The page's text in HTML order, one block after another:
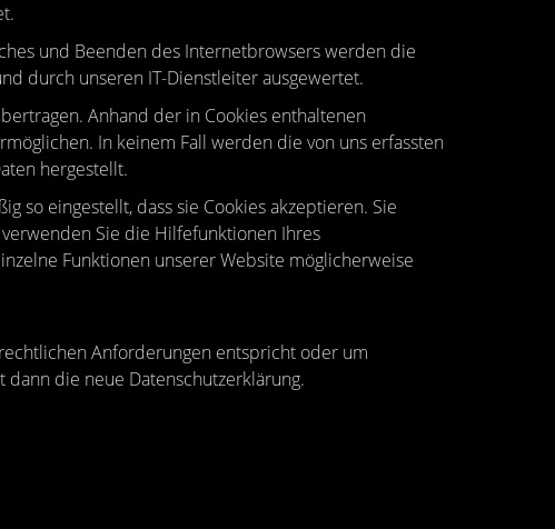
und Beenden des Internetbrowsers werden die
durch unseren IT-Dienstleiter ausgewertet.
Anhand der in Cookies enthaltenen
In keinem Fall werden die von uns erfassten
hergestellt.
so eingestellt, dass sie Cookies akzeptieren. Sie
Sie die Hilfefunktionen Ihres
Funktionen unserer Website möglicherweise
Anforderungen entspricht oder um
die neue Datenschutzerklärung.